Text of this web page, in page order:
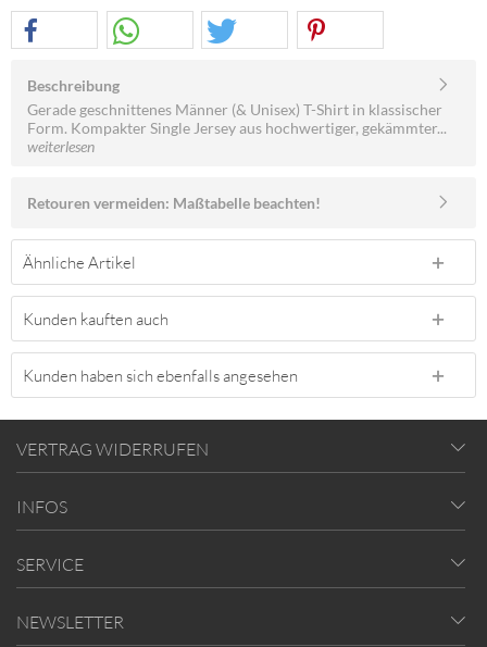
Beschreibung
Gerade geschnittenes Männer (& Unisex) T-Shirt in klassischer
Form. Kompakter Single Jersey aus hochwertiger, gekämmter...
weiterlesen
Retouren vermeiden: Maßtabelle beachten!
Ähnliche Artikel
Kunden kauften auch
Kunden haben sich ebenfalls angesehen
VERTRAG WIDERRUFEN
INFOS
SERVICE
NEWSLETTER